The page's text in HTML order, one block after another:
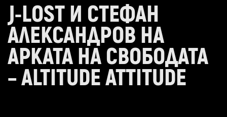
J-LOST И СТЕФАН
АЛЕКСАНДРОВ НА
АРКАТА НА СВОБОДАТА
– ALTITUDE ATTITUDE